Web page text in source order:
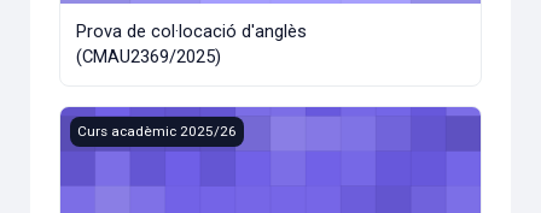
Prova de col·locació d'anglès
(CMAU2369/2025)
Seminari HR 4 - L'ètica en les institucions de recerca [En
Curs acadèmic 2025/26